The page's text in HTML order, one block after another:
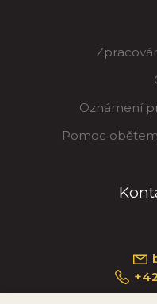
Oznámení
Pomoc